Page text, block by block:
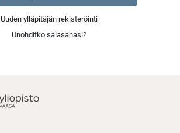
Uuden ylläpitäjän rekisteröinti
Unohditko salasanasi?